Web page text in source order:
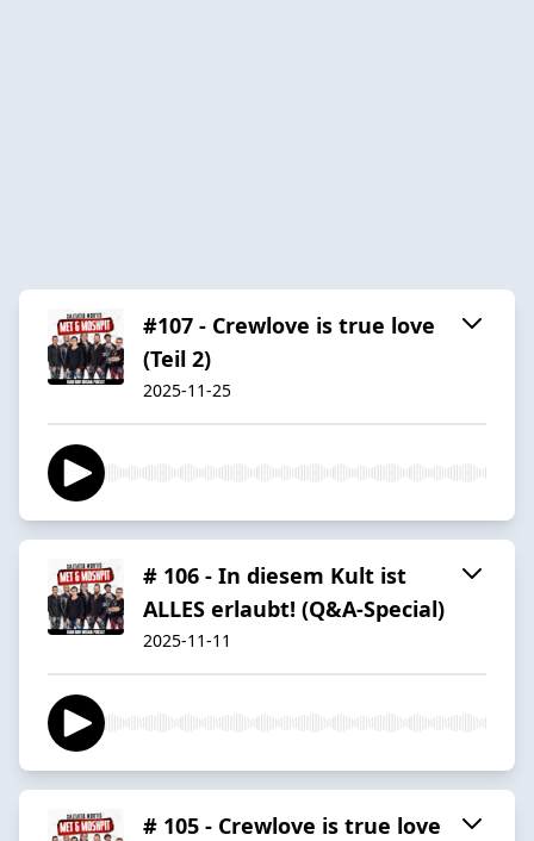
#107 - Crewlove is true love
(Teil 2)
2025-11-25
# 106 - In diesem Kult ist
ALLES erlaubt! (Q&A-Special)
2025-11-11
# 105 - Crewlove is true love